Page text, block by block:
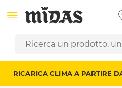
RICARICA CLIMA A PARTIRE